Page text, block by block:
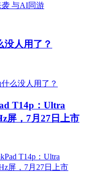
没人用了？
T14p：Ultra
屏，7月27日上市